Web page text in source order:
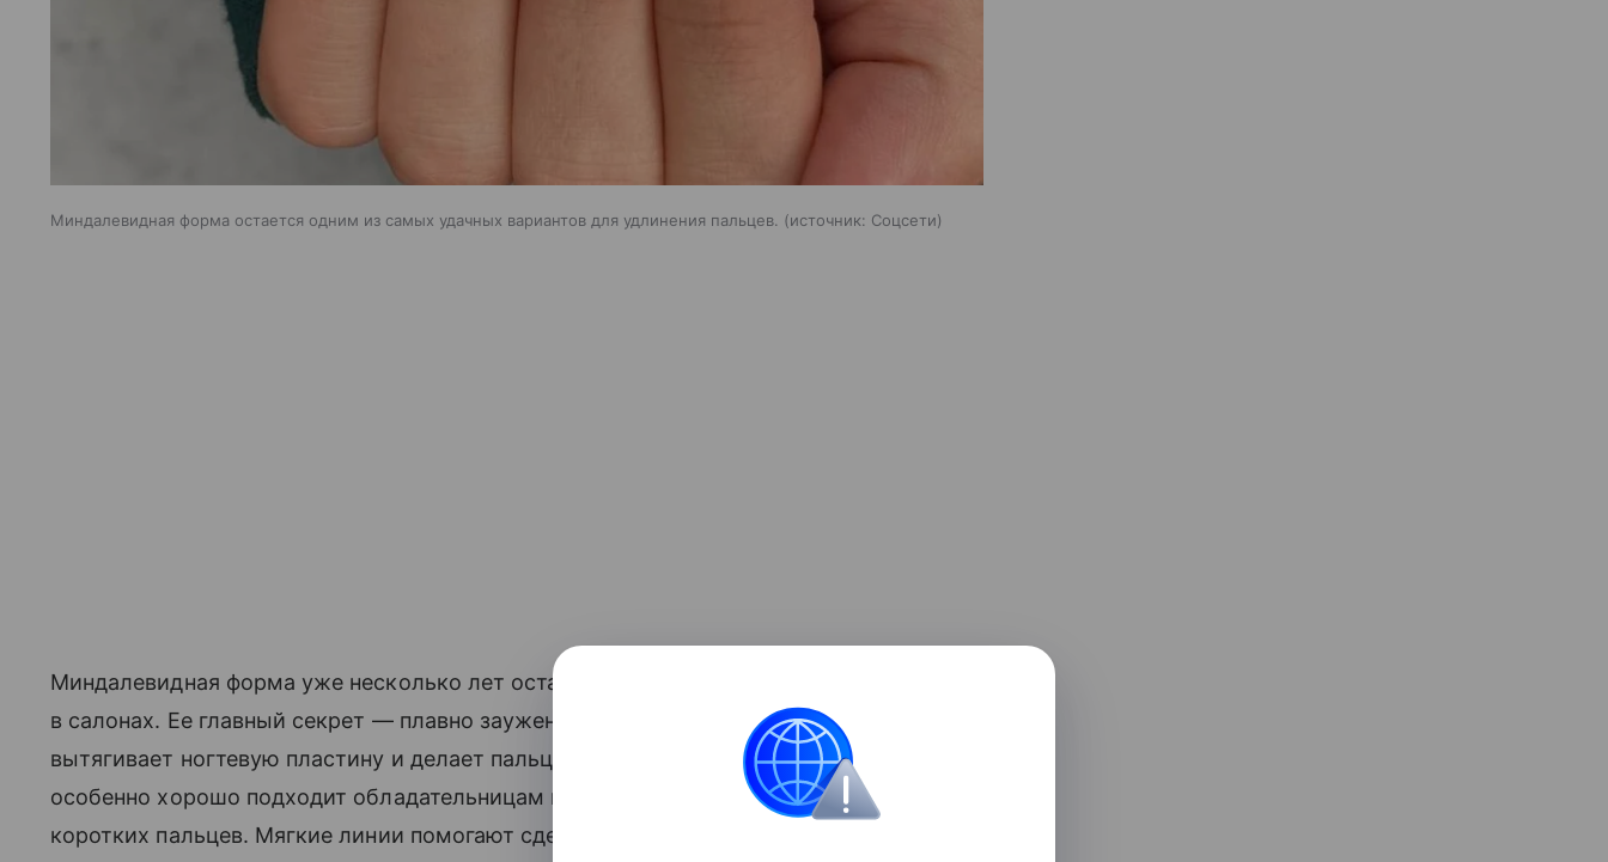
Миндалевидная форма остается одним из самых удачных вариантов для удлинения пальцев. источник: Соцсети
Миндалевидная форма уже несколько лет остается одной из самых востребованных
в салонах. Ее главный секрет — плавно зауженный кончик, который визуально
вытягивает ногтевую пластину и делает пальцы более длинными. Такая форма
особенно хорошо подходит обладательницам широкой ногтевой пластины или
коротких пальцев. Мягкие линии помогают сделать кисть более изящной и